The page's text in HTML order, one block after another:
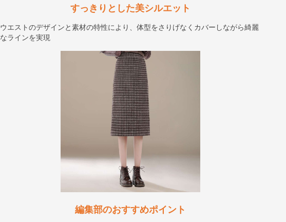
すっきりとした美シルエット
ウエストのデザインと素材の特性により、体型をさりげなくカバーしながら綺麗
なラインを実現
編集部のおすすめポイント